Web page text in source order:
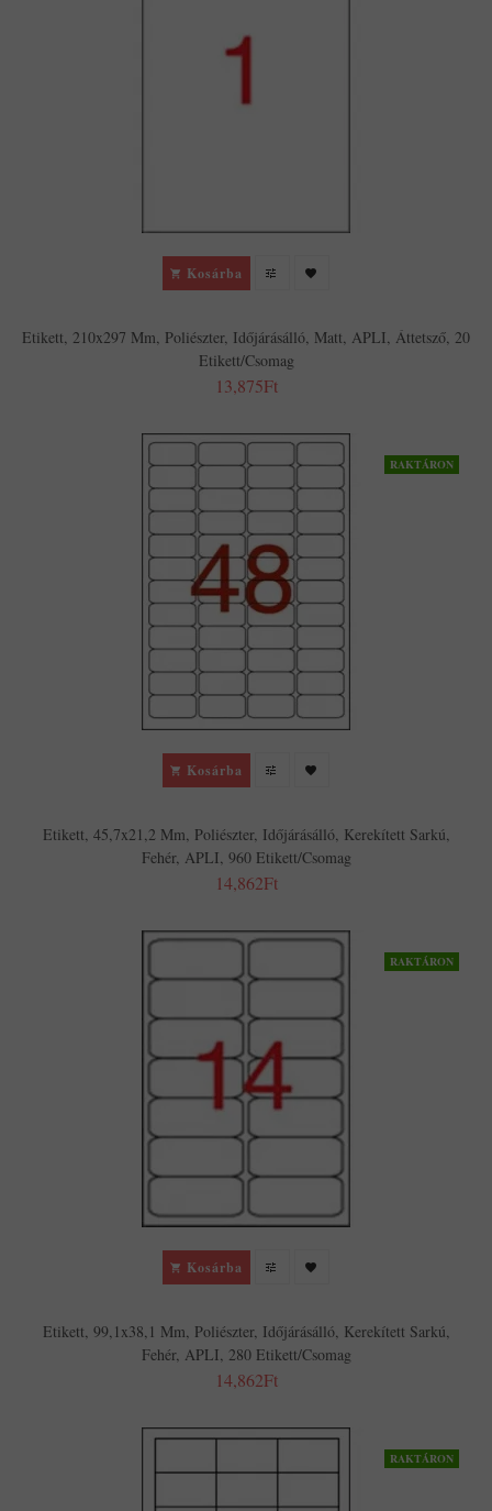
Kosárba
Etikett, 210x297 Mm, Poliészter, Időjárásálló, Matt, APLI, Áttetsző, 20
Etikett/csomag
13,875Ft
RAKTÁRON
Kosárba
Etikett, 45,7x21,2 Mm, Poliészter, Időjárásálló, Kerekített Sarkú,
Fehér, APLI, 960 Etikett/csomag
14,862Ft
RAKTÁRON
Kosárba
Etikett, 99,1x38,1 Mm, Poliészter, Időjárásálló, Kerekített Sarkú,
Fehér, APLI, 280 Etikett/csomag
14,862Ft
RAKTÁRON